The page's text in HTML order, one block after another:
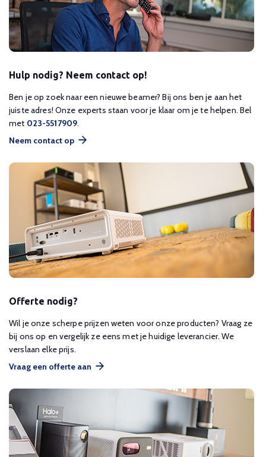
Hulp nodig? Neem contact op!
Ben je op zoek naar een nieuwe beamer? Bij ons ben je aan het
juiste adres! Onze experts staan voor je klaar om je te helpen. Bel
met 023-5517909.
Neem contact op
Offerte nodig?
Wil je onze scherpe prijzen weten voor onze producten? Vraag ze
bij ons op en vergelijk ze eens met je huidige leverancier. We
verslaan elke prijs.
Vraag een offerte aan